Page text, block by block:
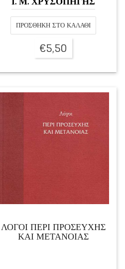
ΠΡΟΣΘΉΚΗ ΣΤΟ ΚΑΛΆΘΙ
€5,50
ΛΟΓΟΙ ΠΕΡΙ ΠΡΟΣΕΥΧΗΣ
ΚΑΙ ΜΕΤΑΝΟΙΑΣ